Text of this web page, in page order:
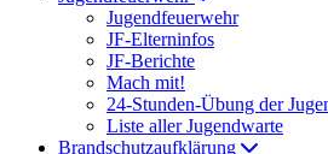
Jugendfeuerwehr
JF-Elterninfos
JF-Berichte
Mach mit!
24-Stunden-Übung der
Liste aller Jugendwarte
Brandschutzaufklärung